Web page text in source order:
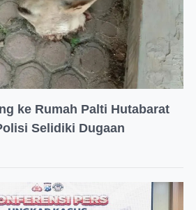
ke Rumah Palti Hutabarat
Selidiki Dugaan